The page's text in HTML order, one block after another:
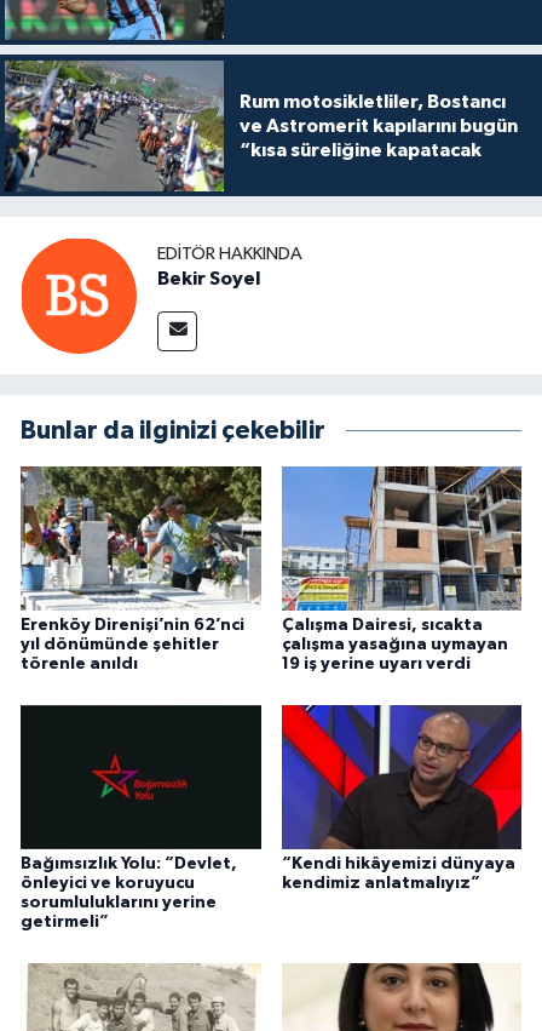
Rum motosikletliler, Bostancı
ve Astromerit kapılarını bugün
“kısa süreliğine kapatacak
EDITÖR HAKKINDA
Bekir Soyel
Bunlar da ilginizi çekebilir
Erenköy Direnişi’nin 62’nci
yıl dönümünde şehitler
törenle anıldı
Çalışma Dairesi, sıcakta
çalışma yasağına uymayan
19 iş yerine uyarı verdi
Bağımsızlık Yolu: “Devlet,
önleyici ve koruyucu
sorumluluklarını yerine
getirmeli”
“Kendi hikâyemizi dünyaya
kendimiz anlatmalıyız”